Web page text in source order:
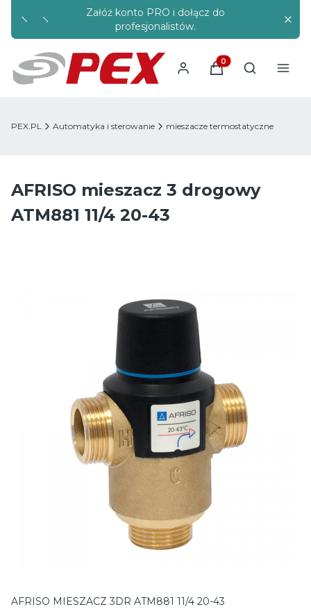
Załóż konto PRO i dołącz do
profesjonalistów.
Produkty w
Otwórz
PEX.PL Automatyka i sterowanie mieszacze termostatyczne
AFRISO mieszacz 3 drogowy
ATM881 11/4 20-43
AFRISO MIESZACZ 3DR ATM881 11/4 20-43